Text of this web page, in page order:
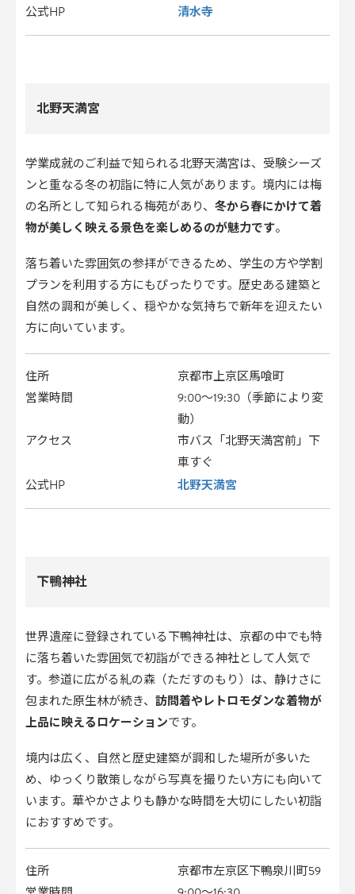
公式HP
清水寺
北野天満宮
学業成就のご利益で知られる北野天満宮は、受験シーズ
ンと重なる冬の初詣に特に人気があります。境内には梅
の名所として知られる梅苑があり、 冬から春にかけて着
物が美しく映える景色を楽しめるのが魅力です。
落ち着いた雰囲気の参拝ができるため、学生の方や学割
プランを利用する方にもぴったりです。歴史ある建築と
自然の調和が美しく、穏やかな気持ちで新年を迎えたい
方に向いています。
住所
京都市上京区馬喰町
営業時間
9:00〜19:30（季節により変
動）
アクセス
市バス「北野天満宮前」下
車すぐ
公式HP
北野天満宮
下鴨神社
世界遺産に登録されている下鴨神社は、京都の中でも特
に落ち着いた雰囲気で初詣ができる神社として人気で
す。参道に広がる糺の森（ただすのもり）は、静けさに
包まれた原生林が続き、 訪問着やレトロモダンな着物が
上品に映えるロケーションです。
境内は広く、自然と歴史建築が調和した場所が多いた
め、ゆっくり散策しながら写真を撮りたい方にも向いて
います。華やかさよりも静かな時間を大切にしたい初詣
におすすめです。
住所
京都市左京区下鴨泉川町59